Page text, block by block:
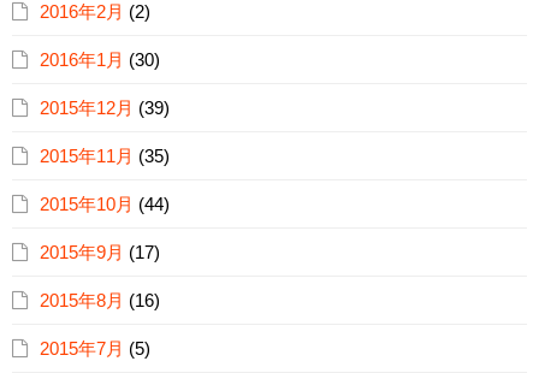
2016年2月 (2)
2016年1月 (30)
2015年12月 (39)
2015年11月 (35)
2015年10月 (44)
2015年9月 (17)
2015年8月 (16)
2015年7月 (5)